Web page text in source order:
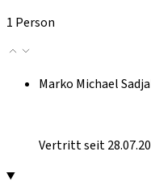
1 Person
Marko Michael
Vertritt seit